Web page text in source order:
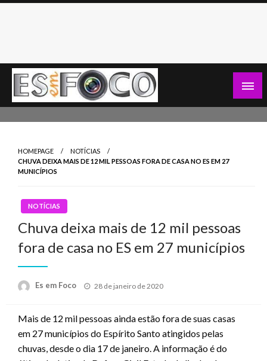
Skip
HOMEPAGE
NOTÍCIAS
CHUVA DEIXA MAIS DE 12 MIL PESSOAS FORA DE CASA NO ES EM 27
MUNICÍPIOS
NOTÍCIAS
Chuva deixa mais de 12 mil pessoas
fora de casa no ES em 27 municípios
Es em Foco
Posted
28 de janeiro de 2020
Mais de 12 mil pessoas ainda estão fora de suas casas
em 27 municípios do Espírito Santo atingidos pelas
chuvas, desde o dia 17 de janeiro. A informação é do